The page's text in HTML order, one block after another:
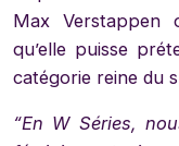
Max Verstappen
qu’elle puisse
catégorie reine du
“En W Séries,